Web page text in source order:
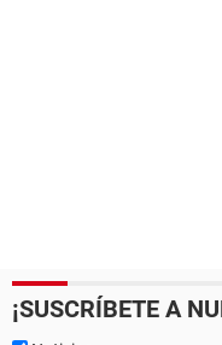
¡SUSCRÍBETE A